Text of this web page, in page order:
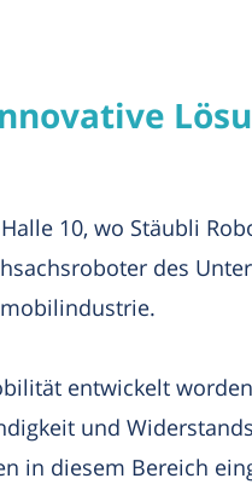
10, wo Stäubli
des
entwickelt
und
in diesem Bereich